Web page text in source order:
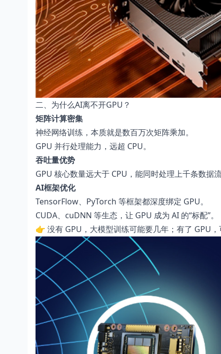
二、为什么AI离不开GPU？
矩阵计算密集
神经网络训练，本质就是数百万次矩阵乘加。
GPU 并行处理能力，远超 CPU。
吞吐量优势
GPU 核心数量远大于 CPU，能同时处理上千条数据
AI框架优化
TensorFlow、PyTorch 等框架都深度绑定 GPU。
CUDA、cuDNN 等生态，让 GPU 成为 AI 的“标配”。
👉 没有 GPU，大模型训练可能要几年；有了 GPU